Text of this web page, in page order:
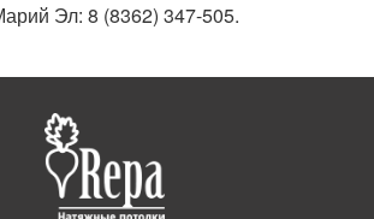
Эл: 8 (8362) 347-505.